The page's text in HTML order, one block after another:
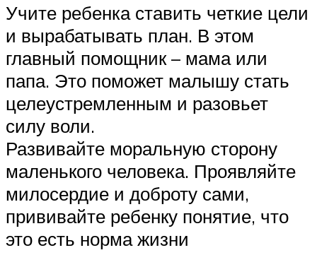
Учите ребенка ставить четкие цели
и вырабатывать план. В этом
главный помощник – мама или
папа. Это поможет малышу стать
целеустремленным и разовьет
силу воли.
Развивайте моральную сторону
маленького человека. Проявляйте
милосердие и доброту сами,
прививайте ребенку понятие, что
это есть норма жизни